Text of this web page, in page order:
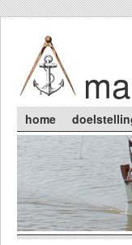
Main menu
home